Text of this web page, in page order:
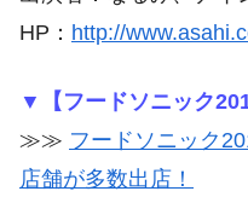
HP： http://
▼【フードソニック
≫≫ フードソニック
店舗が多数出店！